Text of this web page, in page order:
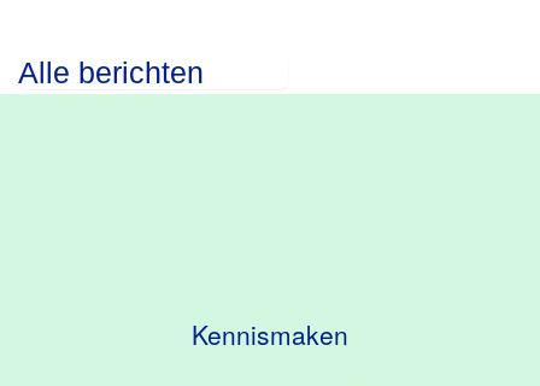
Alle berichten
Kennismaken